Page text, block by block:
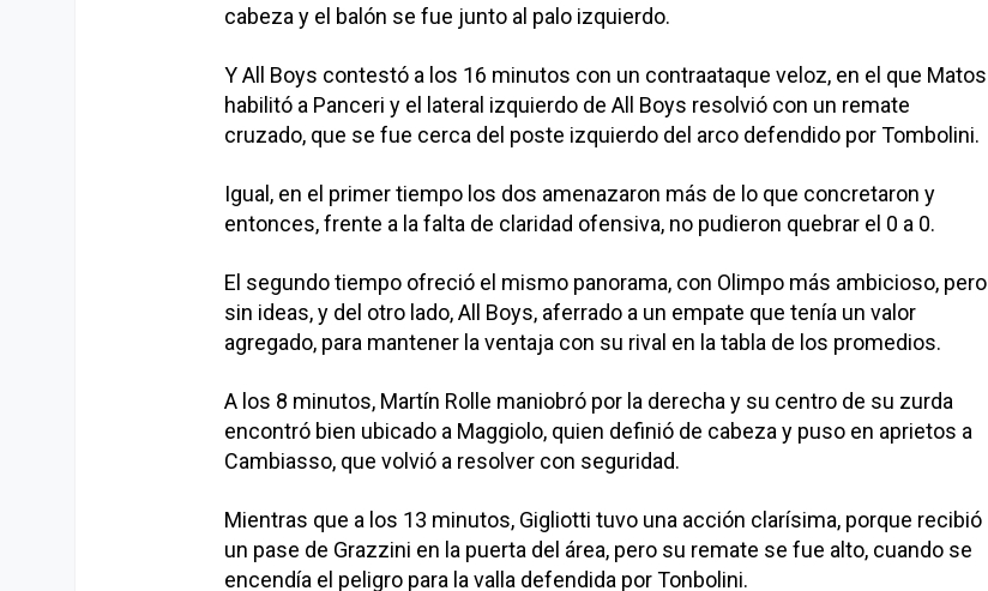
cabeza y el balón se fue junto al palo izquierdo.
Y All Boys contestó a los 16 minutos con un contraataque veloz, en el que Matos
habilitó a Panceri y el lateral izquierdo de All Boys resolvió con un remate
cruzado, que se fue cerca del poste izquierdo del arco defendido por Tombolini.
Igual, en el primer tiempo los dos amenazaron más de lo que concretaron y
entonces, frente a la falta de claridad ofensiva, no pudieron quebrar el 0 a 0.
El segundo tiempo ofreció el mismo panorama, con Olimpo más ambicioso, pero
sin ideas, y del otro lado, All Boys, aferrado a un empate que tenía un valor
agregado, para mantener la ventaja con su rival en la tabla de los promedios.
A los 8 minutos, Martín Rolle maniobró por la derecha y su centro de su zurda
encontró bien ubicado a Maggiolo, quien definió de cabeza y puso en aprietos a
Cambiasso, que volvió a resolver con seguridad.
Mientras que a los 13 minutos, Gigliotti tuvo una acción clarísima, porque recibió
un pase de Grazzini en la puerta del área, pero su remate se fue alto, cuando se
encendía el peligro para la valla defendida por Tonbolini.